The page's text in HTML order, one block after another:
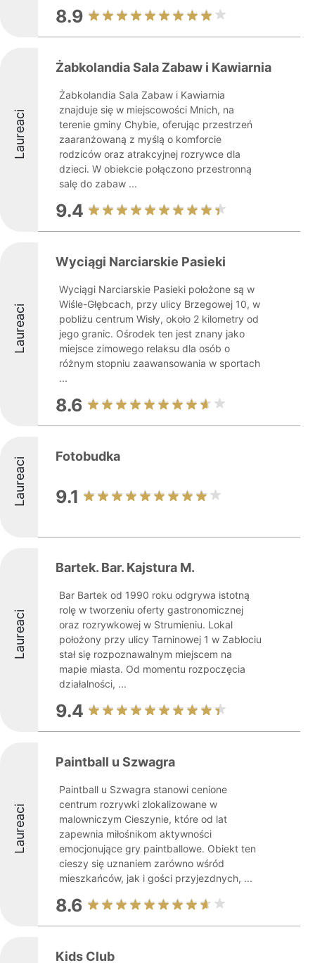
8.9
Laureaci
Żabkolandia Sala Zabaw i Kawiarnia
Żabkolandia Sala Zabaw i Kawiarnia
znajduje się w miejscowości Mnich, na
terenie gminy Chybie, oferując przestrzeń
zaaranżowaną z myślą o komforcie
rodziców oraz atrakcyjnej rozrywce dla
dzieci. W obiekcie połączono przestronną
salę do zabaw ...
9.4
Laureaci
Wyciągi Narciarskie Pasieki
Wyciągi Narciarskie Pasieki położone są w
Wiśle-Głębcach, przy ulicy Brzegowej 10, w
pobliżu centrum Wisły, około 2 kilometry od
jego granic. Ośrodek ten jest znany jako
miejsce zimowego relaksu dla osób o
różnym stopniu zaawansowania w sportach
...
8.6
Laureaci Fotobudka
9.1
Laureaci
Bartek. Bar. Kajstura M.
Bar Bartek od 1990 roku odgrywa istotną
rolę w tworzeniu oferty gastronomicznej
oraz rozrywkowej w Strumieniu. Lokal
położony przy ulicy Tarninowej 1 w Zabłociu
stał się rozpoznawalnym miejscem na
mapie miasta. Od momentu rozpoczęcia
działalności, ...
9.4
Laureaci
Paintball u Szwagra
Paintball u Szwagra stanowi cenione
centrum rozrywki zlokalizowane w
malowniczym Cieszynie, które od lat
zapewnia miłośnikom aktywności
emocjonujące gry paintballowe. Obiekt ten
cieszy się uznaniem zarówno wśród
mieszkańców, jak i gości przyjezdnych, ...
8.6
Kids Club